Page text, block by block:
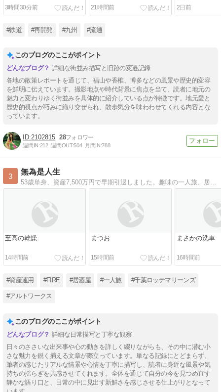
3時間30分前 21時間前
2日前
#鉄道 #再開発 #九州 #流通
このブログのここがポイント
詳細な街並み描写と旧跡の変遷記録
各地の散策レポートを通じて、福山や香椎、博多などの風景や歴史的変容
を鮮明に伝えています。撮影地点や時代背景に焦点を当て、読者に地元の
魅力と変わりゆく街並みを具体的に紹介している点が特徴です。地元愛と
歴史的視点が巧みに織り交ぜられ、散歩気分を味わわせてくれる内容とな
っています。
2102815 28
週間IN:212 週間OUT:504 月間IN:788
3
無為是人生
至高の乾燥
14時間前
まつお
15時間前
まさかの洗車
16時間前
#資産運用 #FIRE #居酒屋 #一人旅 #千葉ロッテマリーンズ
#アルトワークス
このブログのここがポイント
詳細な日常描写と丁寧な観察
日々のささいな出来事や心の動きを詳しく綴りながらも、その中に潜む小
さな魅力を鋭く捕える文章が際立っています。単なる記録にとどまらず、
筆者の感じたリアルな情景や心情を丁寧に描写し、読者に身近な風景や気
持ちの揺らぎを共感させてくれます。全体を通じて自分の今を見つめ直す
静かな語り口と、日常の中に見出す新鮮さを感じさせる仕上がりとなって